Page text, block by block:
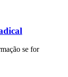
se for